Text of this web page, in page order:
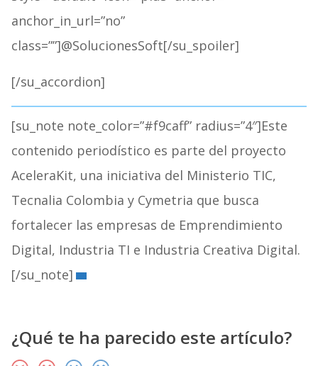
anchor_in_url=”no”
class=””]@SolucionesSoft[/su_spoiler]
[/su_accordion]
[su_note note_color=”#f9caff” radius=”4″]Este
contenido periodístico es parte del proyecto
AceleraKit, una iniciativa del Ministerio TIC,
Tecnalia Colombia y Cymetria que busca
fortalecer las empresas de Emprendimiento
Digital, Industria TI e Industria Creativa Digital.
[/su_note]
¿Qué te ha parecido este artículo?